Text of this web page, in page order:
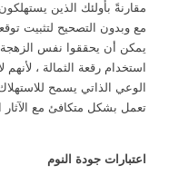
مقارنةً بأولئك الذين
مع وبدون التصحيح لتثبيت
يمكن أن يحققوا نفس
استخدام رقعة الثمالة ،
الوعي الذاتي يسمح
تعمل بشكل متكافئ مع الآثار
اعتبارات جودة النوم